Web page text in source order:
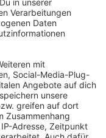
abzusagen. Die
hieß es in